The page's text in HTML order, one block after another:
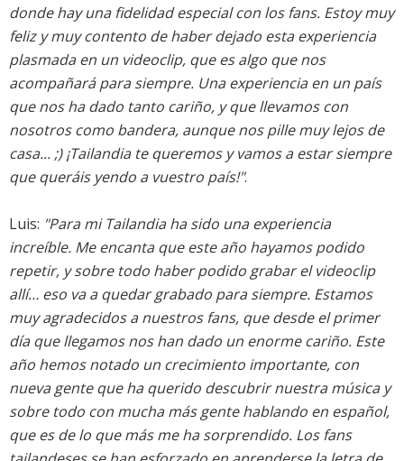
donde hay una fidelidad especial con los fans. Estoy muy
feliz y muy contento de haber dejado esta experiencia
plasmada en un videoclip, que es algo que nos
acompañará para siempre. Una experiencia en un país
que nos ha dado tanto cariño, y que llevamos con
nosotros como bandera, aunque nos pille muy lejos de
casa... ;) ¡Tailandia te queremos y vamos a estar siempre
que queráis yendo a vuestro país!".
Luis: "Para mi Tailandia ha sido una experiencia
increíble. Me encanta que este año hayamos podido
repetir, y sobre todo haber podido grabar el videoclip
allí… eso va a quedar grabado para siempre. Estamos
muy agradecidos a nuestros fans, que desde el primer
día que llegamos nos han dado un enorme cariño. Este
año hemos notado un crecimiento importante, con
nueva gente que ha querido descubrir nuestra música y
sobre todo con mucha más gente hablando en español,
que es de lo que más me ha sorprendido. Los fans